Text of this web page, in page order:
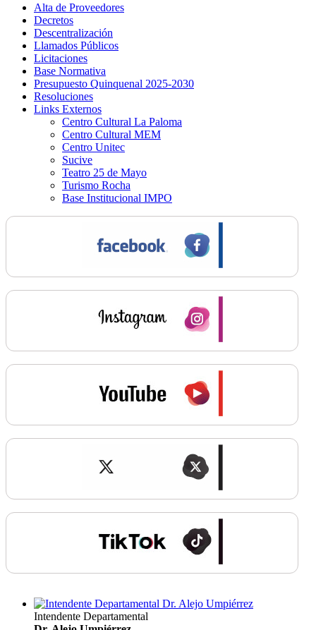
Alta de Proveedores
Decretos
Descentralización
Llamados Públicos
Licitaciones
Base Normativa
Presupuesto Quinquenal 2025-2030
Resoluciones
Links Externos
Centro Cultural La Paloma
Centro Cultural MEM
Centro Unitec
Sucive
Teatro 25 de Mayo
Turismo Rocha
Base Institucional IMPO
Intendente Departamental